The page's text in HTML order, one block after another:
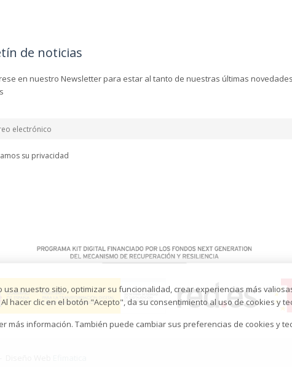
de noticias
en nuestro Newsletter para estar al tanto de nuestras últimas
su privacidad
nuestro sitio, optimizar su funcionalidad, crear experiencias más
clic en el botón "Acepto", da su consentimiento al uso de cookies y
más información. También puede cambiar sus preferencias de cookies y